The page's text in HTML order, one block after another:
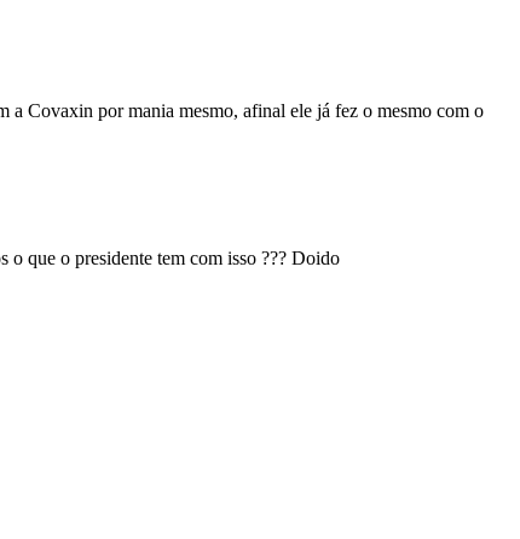
a Covaxin por mania mesmo, afinal ele já fez o mesmo com o
o que o presidente tem com isso ??? Doido